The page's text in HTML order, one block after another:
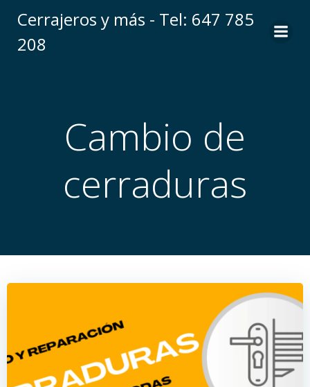
Cerrajeros y más - Tel: 647 785
208
Cambio de
cerraduras